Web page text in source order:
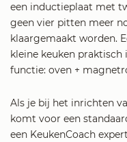
een inductieplaat met
geen vier pitten meer
klaargemaakt worden.
kleine keuken
functie: oven +
Als je bij het inrichten
komt voor een
een KeukenCoach